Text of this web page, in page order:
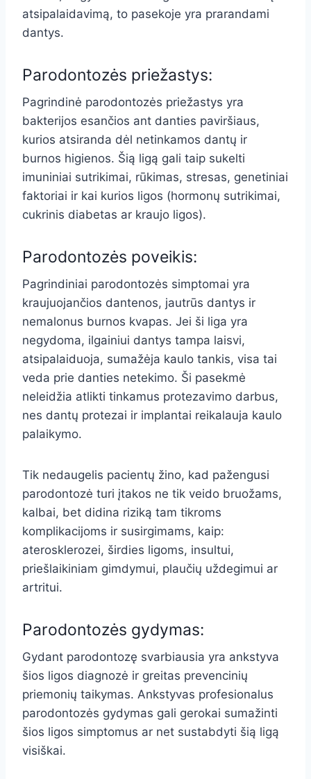
atsipalaidavimą, to pasekoje yra prarandami
dantys.
Parodontozės priežastys:
Pagrindinė parodontozės priežastys yra
bakterijos esančios ant danties paviršiaus,
kurios atsiranda dėl netinkamos dantų ir
burnos higienos. Šią ligą gali taip sukelti
imuniniai sutrikimai, rūkimas, stresas, genetiniai
faktoriai ir kai kurios ligos (hormonų sutrikimai,
cukrinis diabetas ar kraujo ligos).
Parodontozės poveikis:
Pagrindiniai parodontozės simptomai yra
kraujuojančios dantenos, jautrūs dantys ir
nemalonus burnos kvapas. Jei ši liga yra
negydoma, ilgainiui dantys tampa laisvi,
atsipalaiduoja, sumažėja kaulo tankis, visa tai
veda prie danties netekimo. Ši pasekmė
neleidžia atlikti tinkamus protezavimo darbus,
nes dantų protezai ir implantai reikalauja kaulo
palaikymo.
Tik nedaugelis pacientų žino, kad pažengusi
parodontozė turi įtakos ne tik veido bruožams,
kalbai, bet didina riziką tam tikroms
komplikacijoms ir susirgimams, kaip:
aterosklerozei, širdies ligoms, insultui,
priešlaikiniam gimdymui, plaučių uždegimui ar
artritui.
Parodontozės gydymas:
Gydant parodontozę svarbiausia yra ankstyva
šios ligos diagnozė ir greitas prevencinių
priemonių taikymas. Ankstyvas profesionalus
parodontozės gydymas gali gerokai sumažinti
šios ligos simptomus ar net sustabdyti šią ligą
visiškai.